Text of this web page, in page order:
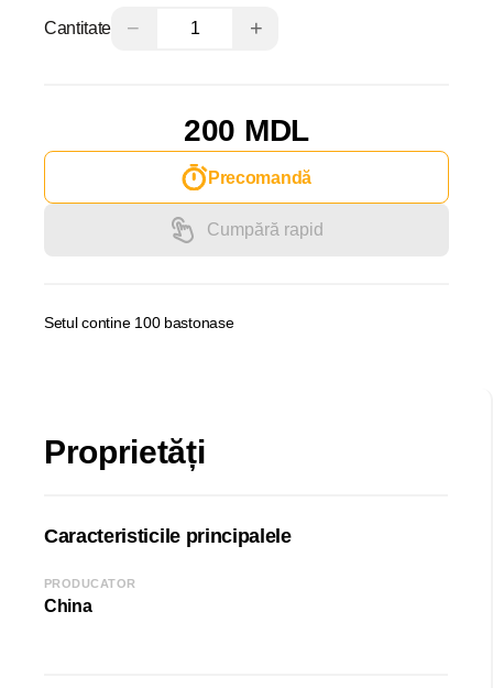
Cantitate − +
200 MDL
Precomandă
Cumpără rapid
Setul contine 100 bastonase
Proprietăți
Caracteristicile principalele
PRODUCATOR
China